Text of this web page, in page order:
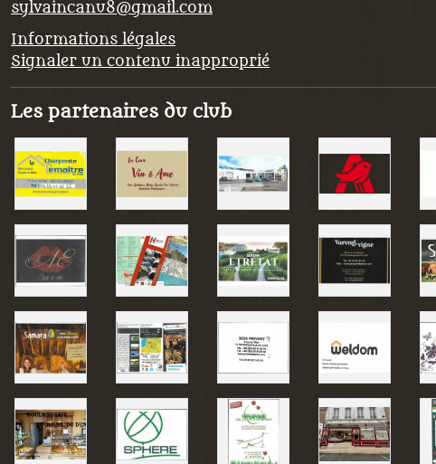
sylvaincanu8@gmail.com
Informations légales
Signaler un contenu inapproprié
Les partenaires du club